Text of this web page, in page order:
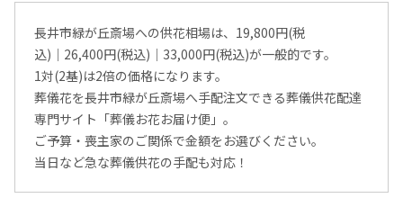
長井市緑が丘斎場への供花相場は、19,800円(税
込)│26,400円(税込)│33,000円(税込)が一般的です。
1対(2基)は2倍の価格になります。
葬儀花を長井市緑が丘斎場へ手配注文できる葬儀供花配達
専門サイト「葬儀お花お届け便」。
ご予算・喪主家のご関係で金額をお選びください。
当日など急な葬儀供花の手配も対応！